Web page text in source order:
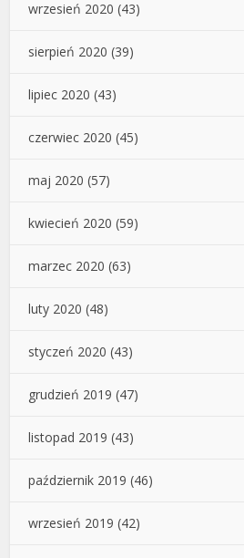
wrzesień 2020 (43)
sierpień 2020 (39)
lipiec 2020 (43)
czerwiec 2020 (45)
maj 2020 (57)
kwiecień 2020 (59)
marzec 2020 (63)
luty 2020 (48)
styczeń 2020 (43)
grudzień 2019 (47)
listopad 2019 (43)
październik 2019 (46)
wrzesień 2019 (42)